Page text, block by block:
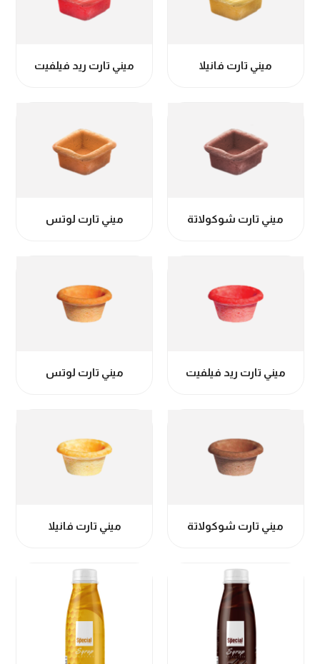
ميني تارت فانيلا ميني تارت ريد فيلفيت
ميني تارت شوكولاتة ميني تارت لوتس
ميني تارت ريد فيلفيت ميني تارت لوتس
ميني تارت شوكولاتة ميني تارت فانيلا